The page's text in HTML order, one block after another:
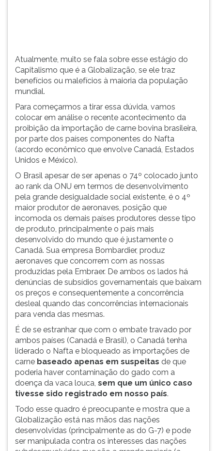
pausar
leitura
pressione
(primeira
tecla
esquerda
continuar
pressione
(primeira
tecla
direita
Para
menu
principal
pressione
tecla
depois
Pressione
para
ouvir
Atualmente, muito se fala sobre esse estágio do
Capitalismo que é a Globalização, se ele traz
benefícios ou malefícios à maioria da população
mundial.
Para começarmos a tirar essa dúvida, vamos
colocar em análise o recente acontecimento da
proibição da importação de carne bovina brasileira,
por parte dos países componentes do Nafta
(acordo econômico que envolve Canadá, Estados
Unidos e México).
O Brasil apesar de ser apenas o 74º colocado junto
ao rank da ONU em termos de desenvolvimento
pela grande desigualdade social existente, é o 4º
maior produtor de aeronaves, posição que
incomoda os demais países produtores desse tipo
de produto, principalmente o país mais
desenvolvido do mundo que é justamente o
Canadá. Sua empresa Bombardier, produz
aeronaves que concorrem com as nossas
produzidas pela Embraer. De ambos os lados há
denúncias de subsídios governamentais que baixam
os preços e consequentemente a concorrência
desleal quando das concorrências internacionais
para venda das mesmas.
É de se estranhar que com o embate travado por
ambos países (Canadá e Brasil), o Canadá tenha
liderado o Nafta e bloqueado as importações de
carne baseado apenas em suspeitas de que
poderia haver contaminação do gado com a
doença da vaca louca, sem que um único caso
tivesse sido registrado em nosso país.
Todo esse quadro é preocupante e mostra que a
Globalização está nas mãos das nações
desenvolvidas (principalmente as do G-7) e pode
ser manipulada contra os interesses das nações